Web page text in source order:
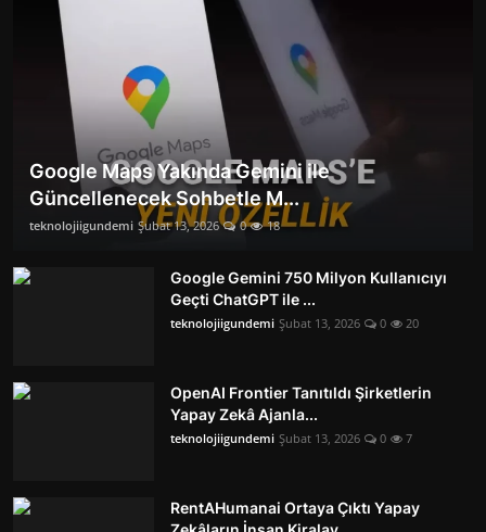
Google Maps Yakında Gemini ile
Güncellenecek Sohbetle M...
teknolojiigundemi Şubat 13, 2026 0 18
Google Gemini 750 Milyon Kullanıcıyı
Geçti ChatGPT ile ...
teknolojiigundemi Şubat 13, 2026 0 20
OpenAI Frontier Tanıtıldı Şirketlerin
Yapay Zekâ Ajanla...
teknolojiigundemi Şubat 13, 2026 0 7
RentAHumanai Ortaya Çıktı Yapay